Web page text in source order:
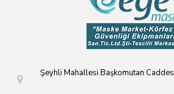
Şeyhli Mahallesi Başkomutan